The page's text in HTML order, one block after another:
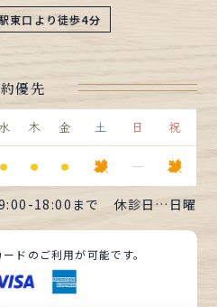
東口より徒歩4分
優先
木 金 土 日 祝
⚫︎ ⚫︎ ⚫︎ ー
18:00まで 休診日…日曜
ドのご利用が可能です。